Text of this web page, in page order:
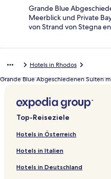
Grande Blue
Meerblick und Private
von Strand von Stegna
Hotels in Rhodos
Grande Blue Abgeschiedenen Suiten
Top-Reiseziele
Hotels in Österreich
Hotels in Italien
Hotels in Deutschland